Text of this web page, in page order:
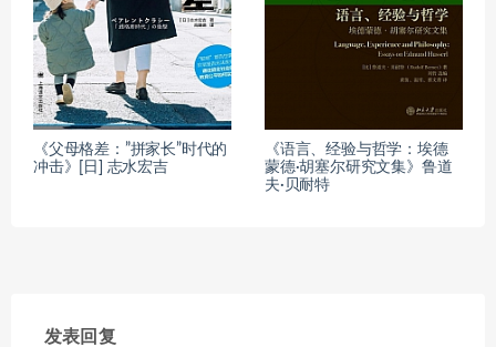
《父母格差：”拼家长”时代的
冲击》[日] 志水宏吉
《语言、经验与哲学：埃德
蒙德·胡塞尔研究文集》鲁道
夫·贝耐特
发表回复